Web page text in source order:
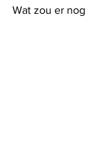
Wat zou er nog